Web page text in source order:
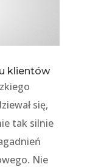
klientów
się,
tak silnie
Nie